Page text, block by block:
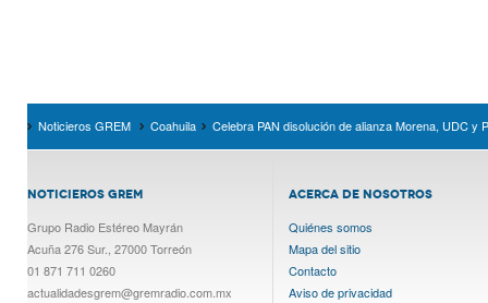
Noticieros GREM Coahuila Celebra PAN disolución de alianza Morena, UDC y
NOTICIEROS GREM
Grupo Radio Estéreo Mayrán
Acuña 276 Sur., 27000 Torreón
01 871 711 0260
actualidadesgrem@gremradio.com.mx
ACERCA DE NOSOTROS
Quiénes somos
Mapa del sitio
Contacto
Aviso de privacidad